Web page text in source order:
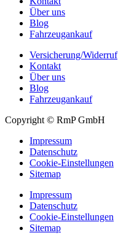
Über uns
Blog
Fahrzeugankauf
Versicherung/Widerruf
Kontakt
Über uns
Blog
Fahrzeugankauf
Copyright © RmP GmbH
Impressum
Datenschutz
Cookie-Einstellungen
Sitemap
Impressum
Datenschutz
Cookie-Einstellungen
Sitemap